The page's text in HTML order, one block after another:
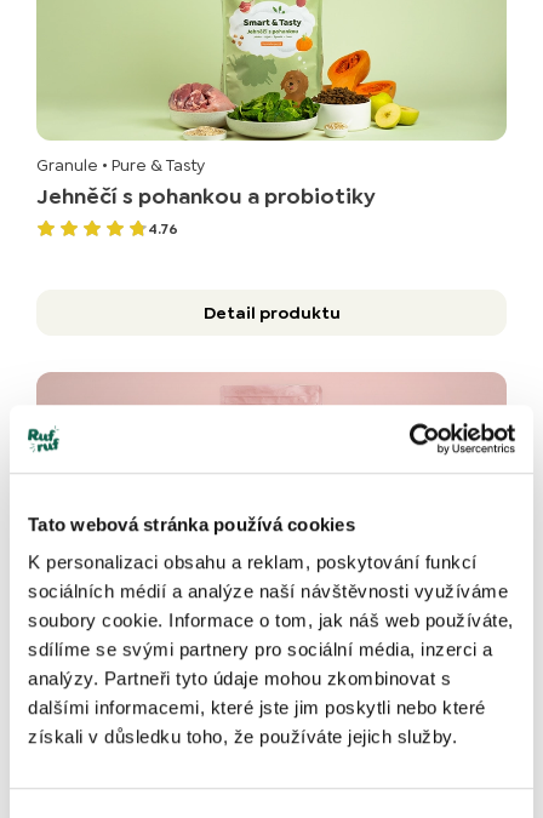
Tato webová stránka používá cookies
K personalizaci obsahu a reklam, poskytování funkcí
sociálních médií a analýze naší návštěvnosti využíváme
soubory cookie. Informace o tom, jak náš web používáte,
sdílíme se svými partnery pro sociální média, inzerci a
analýzy. Partneři tyto údaje mohou zkombinovat s
dalšími informacemi, které jste jim poskytli nebo které
získali v důsledku toho, že používáte jejich služby.
Granule • Pure & Tasty
Jehněčí s pohankou a probiotiky
4.76
Detail produktu
Granule • Pure & Tasty
Hovězí s pohankou a probiotiky
4.76